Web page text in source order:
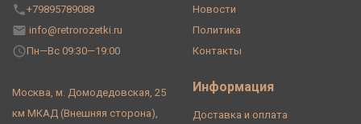
+79895789088
info@retrorozetki.ru
Пн—Вс 09:30—19:00
Москва, м. Домодедовская, 25
км МКАД (Внешняя сторона),
Новости
Политика
Контакты
Информация
Доставка и оплата